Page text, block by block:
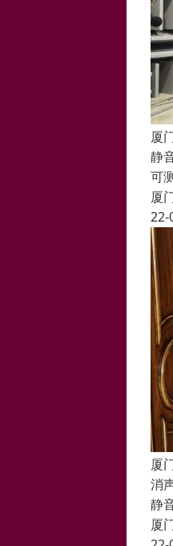
厦
静
可
厦
22-
厦
消
静
厦